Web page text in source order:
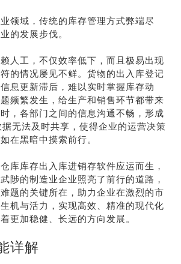
领域，传统的库存管理方式弊端尽
的发展步伐。
人工，不仅效率低下，而且极易出现
的情况屡见不鲜。货物的出入库登记
息更新滞后，难以实时掌握库存动
频繁发生，给生产和销售环节都带来
，各部门之间的信息沟通不畅，形成
据无法及时共享，使得企业的运营决策
在黑暗中摸索前行。
库库存出入库进销存软件应运而生，
陟的制造业企业照亮了前行的道路，
题的关键所在，助力企业在激烈的市
机与活力，实现高效、精准的现代化
更加稳健、长远的方向发展。
详解